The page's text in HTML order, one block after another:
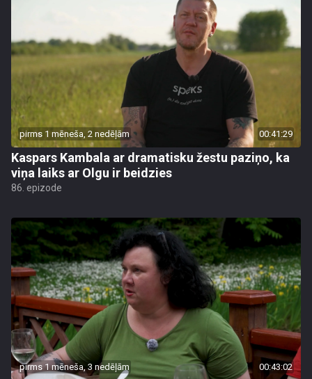
pirms 1 mēneša, 2 nedēļām 00:41:29
Kaspars Kambala ar dramatisku žestu paziņo, ka
viņa laiks ar Olgu ir beidzies
86. epizode
pirms 1 mēneša, 3 nedēļām 00:43:02